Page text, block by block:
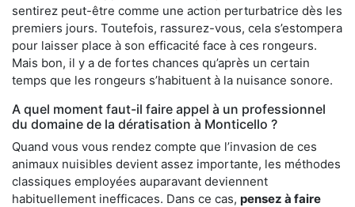
sentirez peut-être comme une action perturbatrice dès les
premiers jours. Toutefois, rassurez-vous, cela s’estompera
pour laisser place à son efficacité face à ces rongeurs.
Mais bon, il y a de fortes chances qu’après un certain
temps que les rongeurs s’habituent à la nuisance sonore.
A quel moment faut-il faire appel à un professionnel
du domaine de la dératisation à Monticello ?
Quand vous vous rendez compte que l’invasion de ces
animaux nuisibles devient assez importante, les méthodes
classiques employées auparavant deviennent
habituellement inefficaces. Dans ce cas, pensez à faire